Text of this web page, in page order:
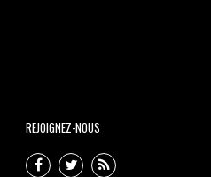
REJOIGNEZ-NOUS